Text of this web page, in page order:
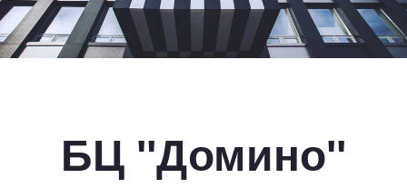
БЦ ''Домино''